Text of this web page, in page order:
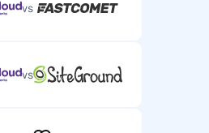
vs
vs